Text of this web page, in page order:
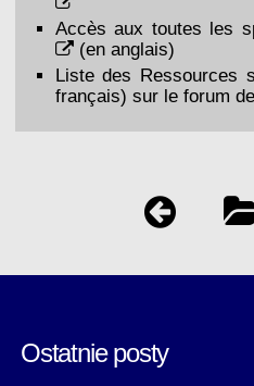
Accès aux toutes les
(en anglais)
Liste des Ressources
français) sur le forum de
Ostatnie posty